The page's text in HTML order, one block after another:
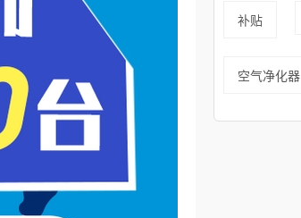
补贴
空气净化器